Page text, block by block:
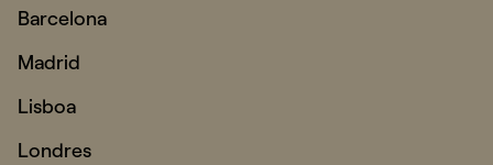
Barcelona
Madrid
Lisboa
Londres